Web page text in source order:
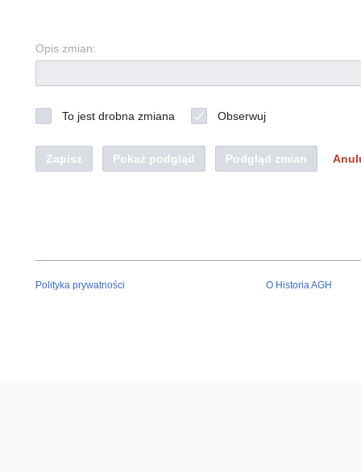
Opis zmian:
To jest drobna zmiana Obserwuj
Zapisz Pokaż podgląd Podgląd zmian
Polityka prywatności O Historia AGH